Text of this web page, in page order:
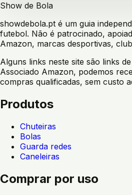
Show de Bola
showdebola.pt é um guia
futebol. Não é patrocinado,
Amazon, marcas desportivas,
Alguns links neste site são links
Associado Amazon, podemos
compras qualificadas, sem custo
Produtos
Chuteiras
Bolas
Guarda redes
Caneleiras
Comprar por uso